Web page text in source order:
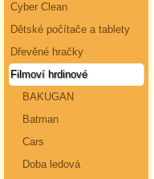
Cyber Clean
Dětské počítače a tablety
Dřevěné hračky
Filmoví hrdinové
BAKUGAN
Batman
Cars
Doba ledová